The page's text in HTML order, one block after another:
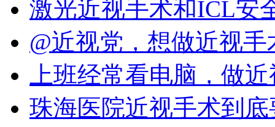
激光近视手术和ICL安
@近视党，想做近视
上班经常看电脑，做
珠海医院近视手术到